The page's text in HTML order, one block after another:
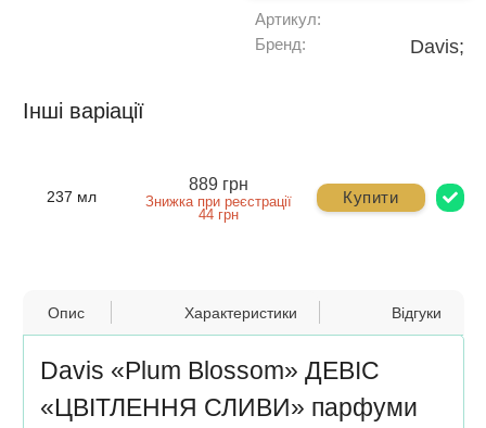
Артикул:
Бренд:
Davis;
Інші варіації
237 мл
889 грн
Знижка при реєстрації
44 грн
Купити
Опис Характеристики Відгуки
Davis «Plum Blossom» ДЕВІС
«ЦВІТЛЕННЯ СЛИВИ» парфуми